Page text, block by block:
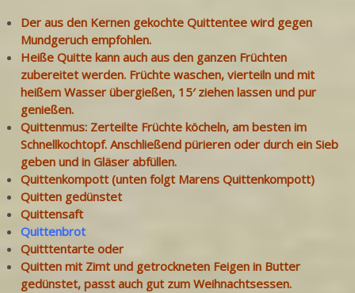
Der aus den Kernen gekochte Quittentee wird gegen
Mundgeruch empfohlen.
Heiße Quitte kann auch aus den ganzen Früchten
zubereitet werden. Früchte waschen, vierteiln und mit
heißem Wasser übergießen, 15′ ziehen lassen und pur
genießen.
Quittenmus: Zerteilte Früchte köcheln, am besten im
Schnellkochtopf. Anschließend pürieren oder durch ein Sieb
geben und in Gläser abfüllen.
Quittenkompott (unten folgt Marens Quittenkompott)
Quitten gedünstet
Quittensaft
Quittenbrot
Quitttentarte oder
Quitten mit Zimt und getrockneten Feigen in Butter
gedünstet, passt auch gut zum Weihnachtsessen.